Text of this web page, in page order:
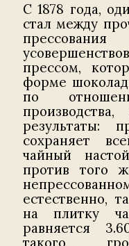
С 1878 года,
стал между
прессом,
форме
по
результаты:
сохраняет
чайный
против того
естественно,
на плитку
равняется
такого